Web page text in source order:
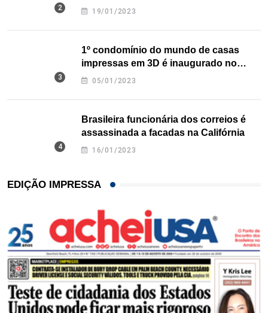
nos EUA
19/01/2023
1º condomínio do mundo de casas
impressas em 3D é inaugurado no
Texas
05/01/2023
Brasileira funcionária dos correios é
assassinada a facadas na Califórnia
16/01/2023
EDIÇÃO IMPRESSA